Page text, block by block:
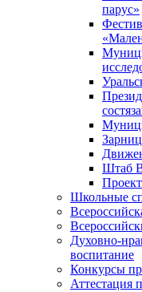
парус»
Штаб
Школьные
Духовно-
воспитание
Конкурсы
Аттестация